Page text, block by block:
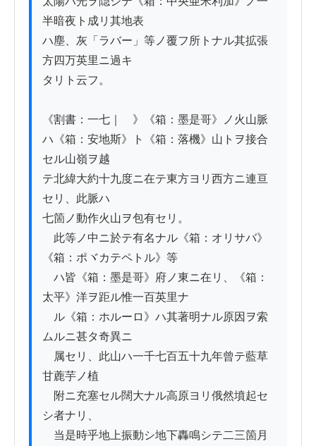
半暗夜ト成リ其地表
ハ塵、灰「ラバー」等ノ覆フ所トナル其拡張
方四万英里ニ過キ
タリト云フ。
《割書：一七｜　》《箱：墨是哥》ノ火山脈
ハ《箱：安地斯》ト《箱：落機》山トヲ接合
セル山嶺ヲ越
テ北緯大約十九度ニ在テ東方ヨリ西方ニ連亘
セリ、此脈ハ
七箇ノ動作火山ヲ包有セリ。
此等ノ中ニ於テ有名ナル《箱：オリサバ》
《箱：ポヾカテペトル》等
ハ皆《箱：墨是哥》府ノ東ニ在リ、《箱：
太平》洋ヲ距ル惟一百英里ナ
ル《箱：ホルーロ》ハ其著明ナル原因ヲ索
ムルニ甚タ奇異ニ
属セリ、此山ハ一千七百五十九年曾テ藍草
甘蔍芋ノ植
附ニ充塞セル闊大ナル高原ヨリ俄然墳起セ
シ者ナリ、
当是時乎地上振動シ地下轟鳴シテ二三箇月